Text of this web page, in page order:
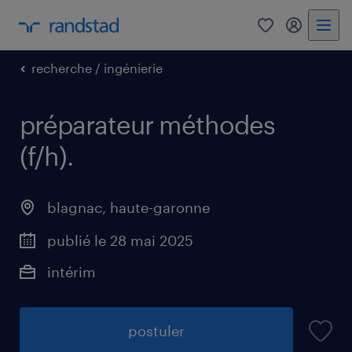
0 mon
recherche / ingénierie
préparateur méthodes
(f/h).
blagnac, haute-garonne
publié le 28 mai 2025
intérim
postuler